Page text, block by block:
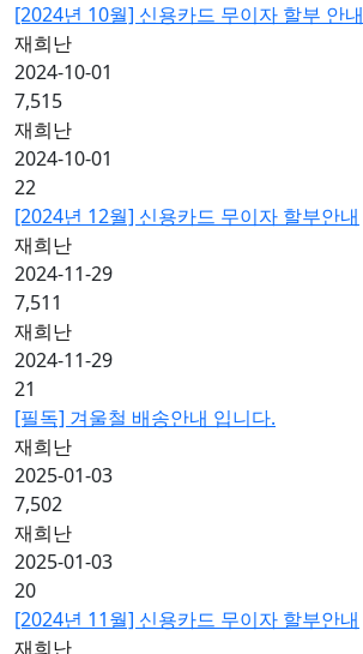
[2024년 10월] 신용카드 무이자 할부 안내
재희난
2024-10-01
7,515
재희난
2024-10-01
22
[2024년 12월] 신용카드 무이자 할부안내
재희난
2024-11-29
7,511
재희난
2024-11-29
21
[필독] 겨울철 배송안내 입니다.
재희난
2025-01-03
7,502
재희난
2025-01-03
20
[2024년 11월] 신용카드 무이자 할부안내
재희난